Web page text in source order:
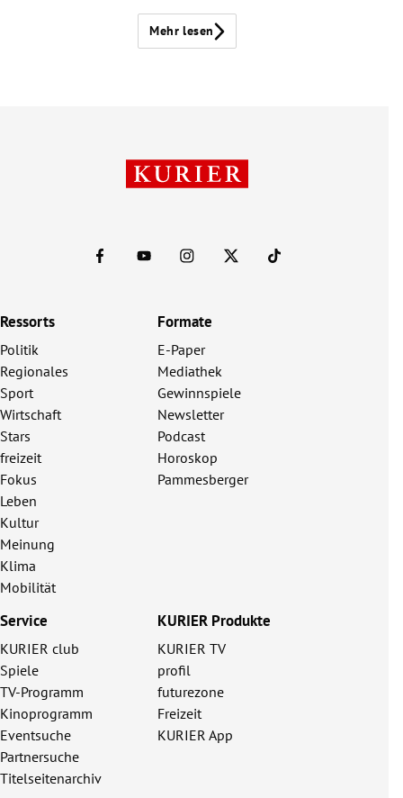
Mehr lesen
Ressorts
Politik
Regionales
Sport
Wirtschaft
Stars
freizeit
Fokus
Leben
Kultur
Meinung
Klima
Mobilität
Formate
E-Paper
Mediathek
Gewinnspiele
Newsletter
Podcast
Horoskop
Pammesberger
Service
KURIER club
Spiele
TV-Programm
Kinoprogramm
Eventsuche
Partnersuche
Titelseitenarchiv
KURIER Produkte
KURIER TV
profil
futurezone
Freizeit
KURIER App